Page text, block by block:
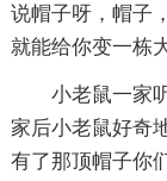
说帽子呀，帽子
就能给你变一栋
小老鼠一家
家后小老鼠好奇
有了那顶帽子你